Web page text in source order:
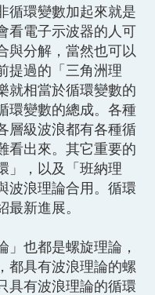
循環變數加起來就是
看電子示波器的人可
與分解，當然也可以
提過的「三角洲理
就相當於循環變數的
環變數的總成。各種
層級波浪都有各種循
看出來。其它重要的
」，以及「班納理
波浪理論合用。循環
新進展。
」也都是螺旋理論，
都具有波浪理論的螺
具有波浪理論的循環